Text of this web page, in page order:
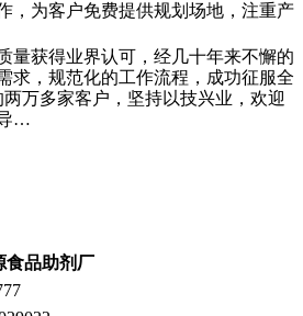
，为客户免费提供规划场地，注重产
量获得业界认可，经几十年来不懈的
求，规范化的工作流程，成功征服全
万多家客户，坚持以技兴业，欢迎
…
食品助剂厂